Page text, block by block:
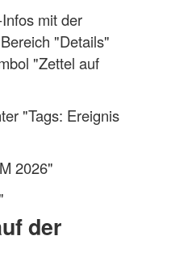
mit der
"Details"
"Zettel auf
"Tags: Ereignis
2026"
der